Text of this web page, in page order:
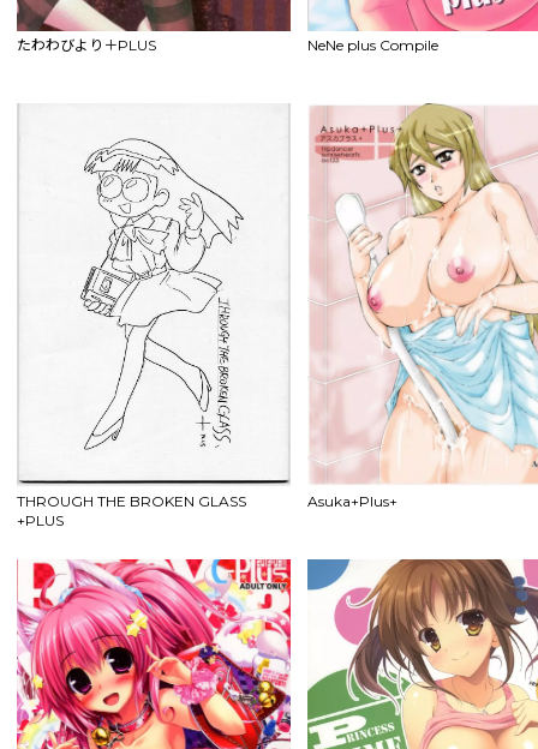
たわわびより＋PLUS NeNe plus Compile
THROUGH THE BROKEN GLASS
+PLUS
Asuka+Plus+